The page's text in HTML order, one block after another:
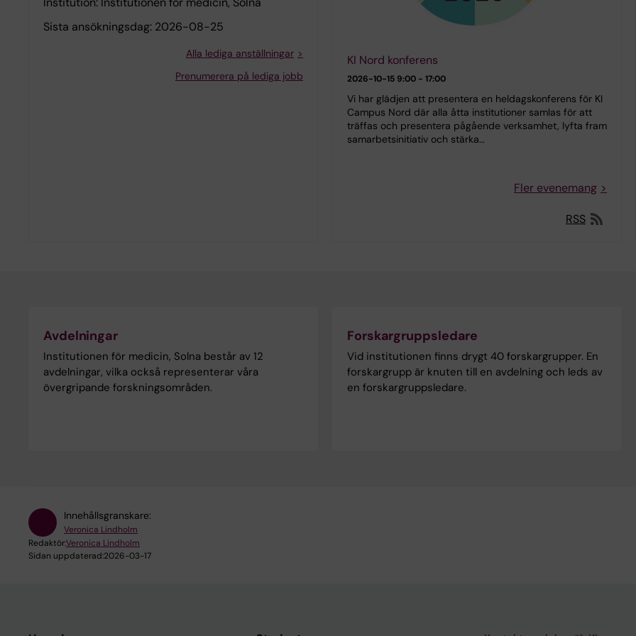
Sista ansökningsdag: 2026-08-25
Alla lediga anställningar
Prenumerera på lediga jobb
KI Nord konferens
2026-10-15 9:00 - 17:00
Vi har glädjen att presentera en heldagskonferens för KI
Campus Nord där alla åtta institutioner samlas för att
träffas och presentera pågående verksamhet, lyfta fram
samarbetsinitiativ och stärka…
Fler evenemang
RSS
Avdelningar
Institutionen för medicin, Solna består av 12
avdelningar, vilka också representerar våra
övergripande forskningsområden.
Forskargruppsledare
Vid institutionen finns drygt 40 forskargrupper. En
forskargrupp är knuten till en avdelning och leds av
en forskargruppsledare.
Innehållsgranskare:
Veronica Lindholm
Redaktör:Veronica Lindholm
Sidan uppdaterad:2026-03-17